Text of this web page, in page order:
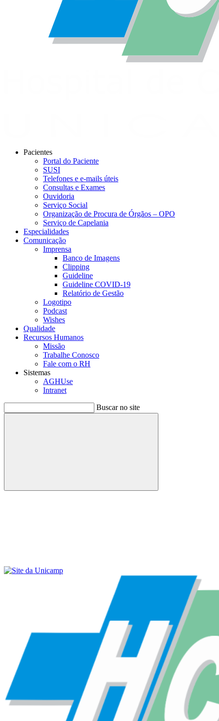
Pacientes
Portal do Paciente
SUSI
Telefones e e-mails úteis
Consultas e Exames
Ouvidoria
Serviço Social
Organização de Procura de Órgãos – OPO
Serviço de Capelania
Especialidades
Comunicação
Imprensa
Banco de Imagens
Clipping
Guideline
Guideline COVID-19
Relatório de Gestão
Logotipo
Podcast
Wishes
Qualidade
Recursos Humanos
Missão
Trabalhe Conosco
Fale com o RH
Sistemas
AGHUse
Intranet
Buscar no site
Buscar